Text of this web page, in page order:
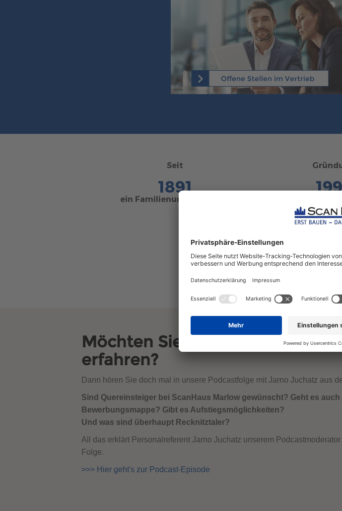
Offene Stellen im Vertrieb
Seit
1891
ein Familienunternehmen
Möchten Sie noch mehr über
erfahren?
Dann hören Sie doch mal in unsere Podcastfolge mit Jarno Juchatz aus
Sind Quereinsteiger bei ScanHaus Marlow gewünscht? Geht es auch
Bewerbungsmappe? Gibt es Aufstiegsmöglichkeiten?
Und was sind überhaupt Recknitztaler?
All das erklärt Personalreferent Jarno Juchatz unserem Podcastmoderator
Folge.
>>> Hier geht's zur Podcast-Episode